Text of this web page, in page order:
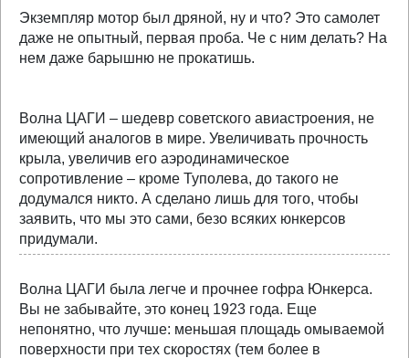
Экземпляр мотор был дряной, ну и что? Это самолет
даже не опытный, первая проба. Че с ним делать? На
нем даже барышню не прокатишь.
Волна ЦАГИ – шедевр советского авиастроения, не
имеющий аналогов в мире. Увеличивать прочность
крыла, увеличив его аэродинамическое
сопротивление – кроме Туполева, до такого не
додумался никто. А сделано лишь для того, чтобы
заявить, что мы это сами, безо всяких юнкерсов
придумали.
Волна ЦАГИ была легче и прочнее гофра Юнкерса.
Вы не забывайте, это конец 1923 года. Еще
непонятно, что лучше: меньшая площадь омываемой
поверхности при тех скоростях (тем более в